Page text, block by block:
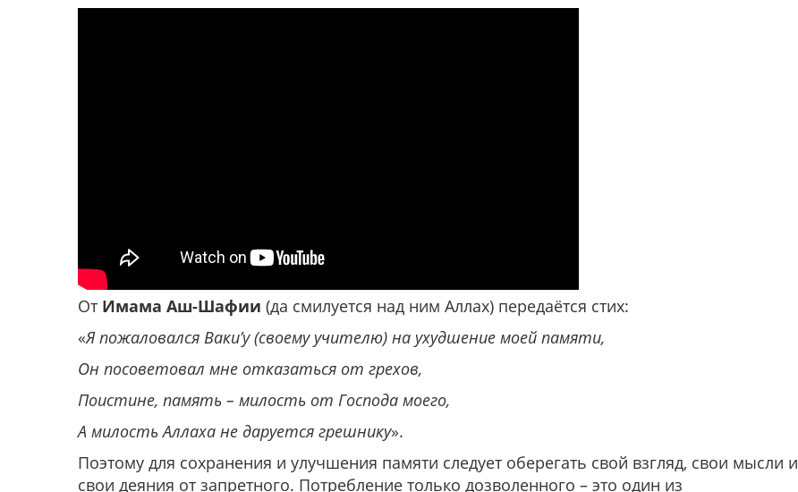
От Имама Аш-Шафии (да смилуется над ним Аллах) передаётся стих:
«Я пожаловался Ваки’у (своему учителю) на ухудшение моей памяти,
Он посоветовал мне отказаться от грехов,
Поистине, память – милость от Господа моего,
А милость Аллаха не даруется грешнику».
Поэтому для сохранения и улучшения памяти следует оберегать свой взгляд, свои мысли и
свои деяния от запретного. Потребление только дозволенного – это один из